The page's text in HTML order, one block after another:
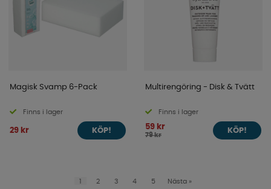
Magisk Svamp 6-Pack
Finns i lager
29 kr KÖP!
Multirengöring - Disk & Tvätt
Finns i lager
59 kr
79 kr
KÖP!
1 2 3 4 5 Nästa »